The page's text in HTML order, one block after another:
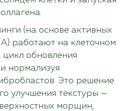
(на основе активных
работают на клеточном
цикл обновления
нормализуя
Это решение
улучшения текстуры —
морщин,